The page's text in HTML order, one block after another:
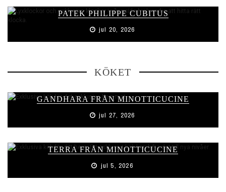
PATEK PHILIPPE CUBITUS
jul 20, 2026
KÖKET
GANDHARA FRÅN MINOTTICUCINE
jul 27, 2026
TERRA FRÅN MINOTTICUCINE
jul 5, 2026